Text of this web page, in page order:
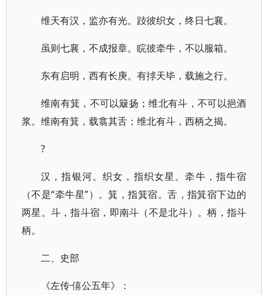
维天有汉，监亦有光。跂彼织女，终日七襄。
虽则七襄，不成报章。睆彼牵牛，不以服箱。
东有启明，西有长庚。有捄天毕，载施之行。
维南有箕，不可以簸扬；维北有斗，不可以挹酒
浆。维南有箕，载翕其舌；维北有斗，西柄之揭。
?
汉，指银河。织女，指织女星。牵牛，指牛宿
（不是“牵牛星”）。箕，指箕宿。舌，指箕宿下边的
两星。斗，指斗宿，即南斗（不是北斗）。柄，指斗
柄。
二、史部
《左传·僖公五年》：